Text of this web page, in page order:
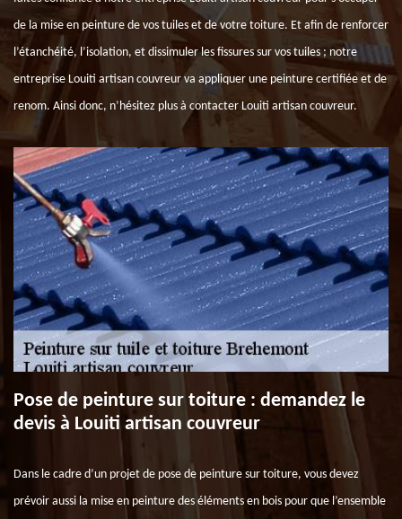
de la mise en peinture de vos tuiles et de votre toiture. Et afin de renforcer
l’étanchéité, l’isolation, et dissimuler les fissures sur vos tuiles ; notre
entreprise Louiti artisan couvreur va appliquer une peinture certifiée et de
renom. Ainsi donc, n’hésitez plus à contacter Louiti artisan couvreur.
Pose de peinture sur toiture : demandez le
devis à Louiti artisan couvreur
Dans le cadre d’un projet de pose de peinture sur toiture, vous devez
prévoir aussi la mise en peinture des éléments en bois pour que l’ensemble